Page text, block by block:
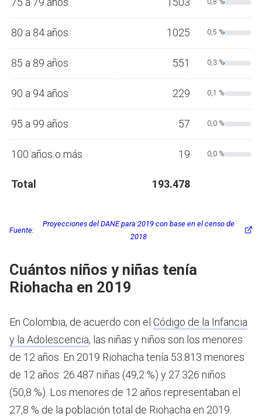
0,8 %
80 a 84 años 1025 0,5 %
85 a 89 años 551 0,3 %
90 a 94 años 229 0,1 %
95 a 99 años 57 0,0 %
100 años o más 19 0,0 %
Total 193.478
Fuente:
Proyecciones del DANE para 2019 con base en el censo de
2018
Cuántos niños y niñas tenía
Riohacha en 2019
En Colombia, de acuerdo con el Código de la Infancia
y la Adolescencia, las niñas y niños son los menores
de 12 años. En 2019 Riohacha tenía 53.813 menores
de 12 años: 26.487 niñas (49,2 %) y 27.326 niños
(50,8 %). Los menores de 12 años representaban el
27,8 % de la población total de Riohacha en 2019.